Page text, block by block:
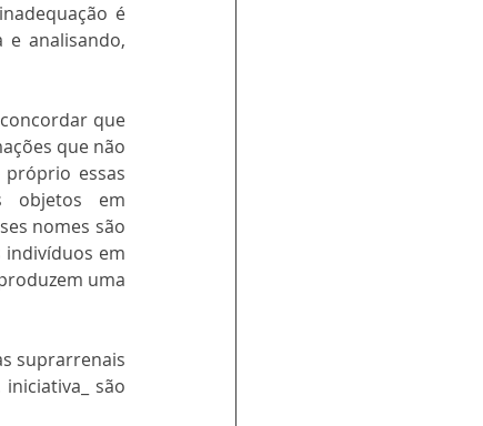
é
e analisando,
que
que não
essas
objetos em
nomes são
em
uma
suprarrenais
são